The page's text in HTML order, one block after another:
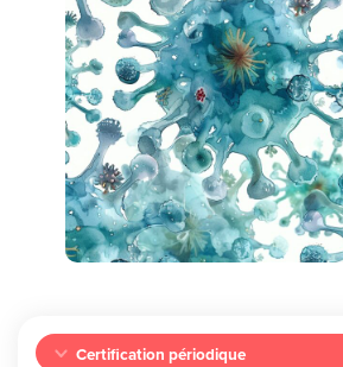
Certification périodique